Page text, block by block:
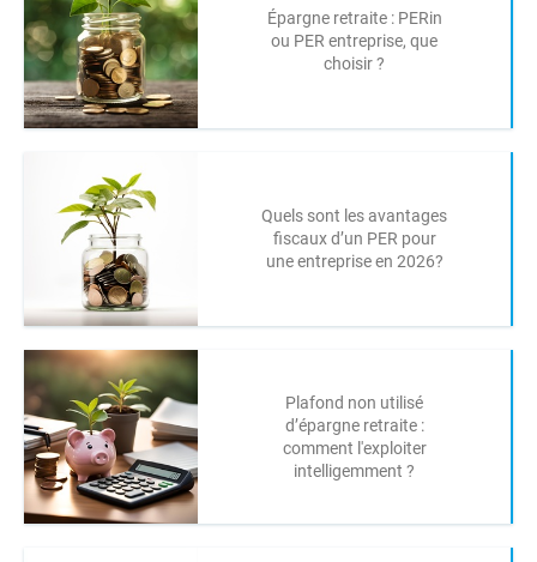
Épargne retraite : PERin
ou PER entreprise, que
choisir ?
Quels sont les avantages
fiscaux d’un PER pour
une entreprise en 2026?
Plafond non utilisé
d’épargne retraite :
comment l'exploiter
intelligemment ?